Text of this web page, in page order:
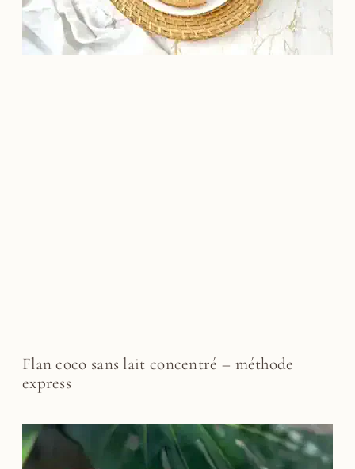
Flan coco sans lait concentré – méthode
express